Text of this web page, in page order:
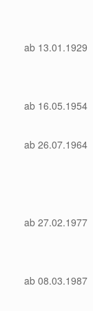
ab 13.01.1929
ab 16.05.1954
ab 26.07.1964
ab 27.02.1977
ab 08.03.1987